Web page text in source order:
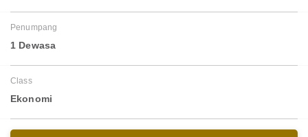
Penumpang
1 Dewasa
Class
Ekonomi